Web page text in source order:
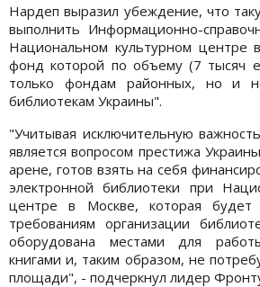
Нардеп выразил убеждение, что
выполнить Информационно-
Национальном культурном центре
фонд которой по объему (7 тысяч
только фондам районных, но и
библиотекам Украины".
"Учитывая исключительную
является вопросом престижа
арене, готов взять на себя
электронной библиотеки при
центре в Москве, которая будет
требованиям организации
оборудована местами для
книгами и, таким образом, не
площади", - подчеркнул лидер